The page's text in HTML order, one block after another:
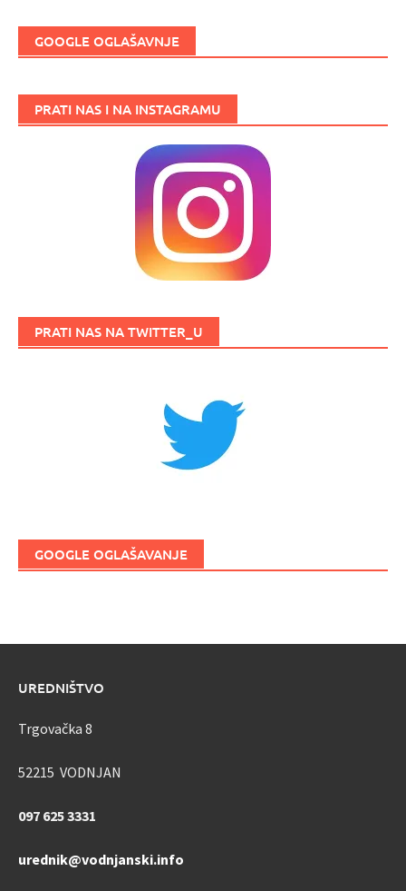
GOOGLE OGLAŠAVNJE
PRATI NAS I NA INSTAGRAMU
PRATI NAS NA TWITTER_U
GOOGLE OGLAŠAVANJE
UREDNIŠTVO
Trgovačka 8
52215 VODNJAN
097 625 3331
urednik@vodnjanski.info